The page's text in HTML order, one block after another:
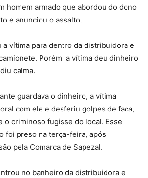
homem armado que abordou do dono
e anunciou o assalto.
a vítima para dentro da distribuidora e
Porém, a vítima deu dinheiro
calma.
guardava o dinheiro, a vítima
com ele e desferiu golpes de faca,
o criminoso fugisse do local. Esse
foi preso na terça-feira, após
pela Comarca de Sapezal.
no banheiro da distribuidora e